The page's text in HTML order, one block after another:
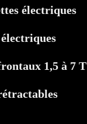
électriques
1,5 à 7 T